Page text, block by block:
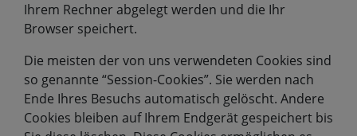
Ihrem Rechner abgelegt werden und die Ihr
Browser speichert.
Die meisten der von uns verwendeten Cookies sind
so genannte “Session-Cookies”. Sie werden nach
Ende Ihres Besuchs automatisch gelöscht. Andere
Cookies bleiben auf Ihrem Endgerät gespeichert bis